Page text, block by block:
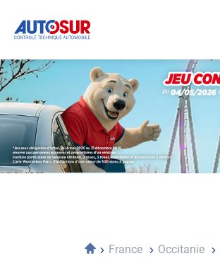
Opération
spéciale
Mai
-
Décembre
2026
Locations
AccueilFrance Occitanie